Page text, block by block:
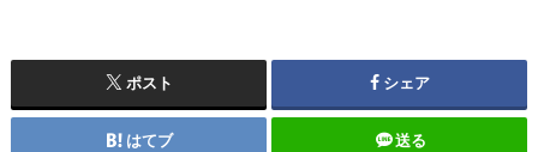
ポスト シェア
はてブ 送る